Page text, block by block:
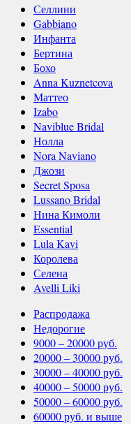
Селлини
Gabbiano
Инфанта
Бертина
Бохо
Anna Kuznetcova
Маттео
Izabo
Naviblue Bridal
Нолла
Nora Naviano
Джози
Secret Sposa
Lussano Bridal
Нина Кимоли
Essential
Lula Kavi
Королева
Селена
Avelli Liki
Распродажа
Недорогие
9000 – 20000 руб.
20000 – 30000 руб.
30000 – 40000 руб.
40000 – 50000 руб.
50000 – 60000 руб.
60000 руб. и выше